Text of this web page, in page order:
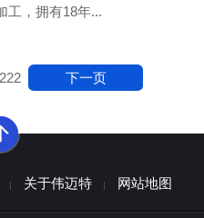
工，拥有18年...
222 下一页
关于伟迈特 网站地图